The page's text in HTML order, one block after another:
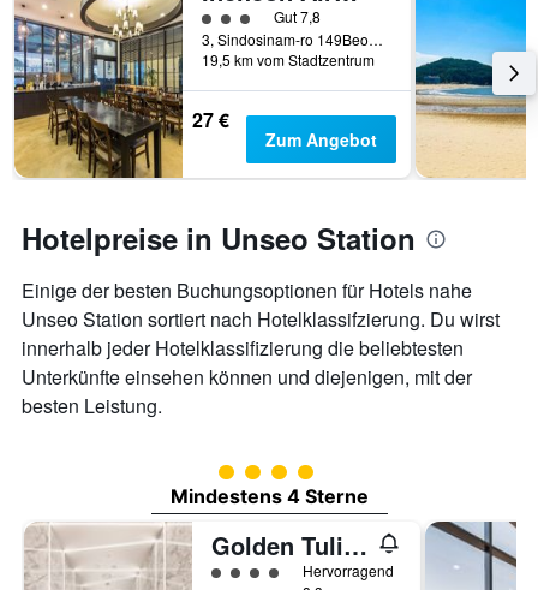
Bewertungskategorie 3
Gut 7,8
3, Sindosinam-ro 149Beon-Gil, Jung-gu, Incheon, Südkorea
19,5 km vom Stadtzentrum
27 €
Zum Angebot
Hotelpreise in Unseo Station
Einige der besten Buchungsoptionen für Hotels nahe
Unseo Station sortiert nach Hotelklassifzierung. Du wirst
innerhalb jeder Hotelklassifizierung die beliebtesten
Unterkünfte einsehen können und diejenigen, mit der
besten Leistung.
Bewertungskategorie 4
Mindestens 4 Sterne
Golden Tulip Incheon Airport Hotel & Suites
Bewertungskategorie 4
Hervorragend